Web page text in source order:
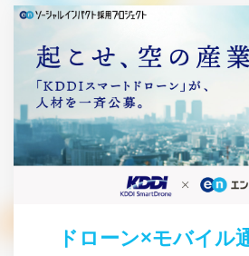
ドローン×モバイル